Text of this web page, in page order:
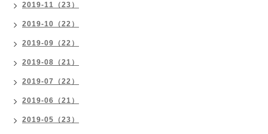
2019-11（23）
2019-10（22）
2019-09（22）
2019-08（21）
2019-07（22）
2019-06（21）
2019-05（23）